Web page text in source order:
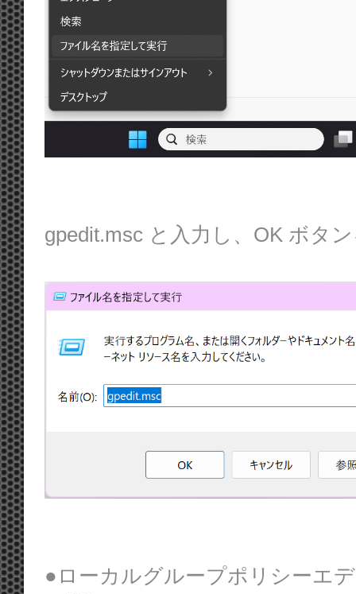
gpedit.msc と入力し、OK ボタ
●ローカルグループポリシーエ